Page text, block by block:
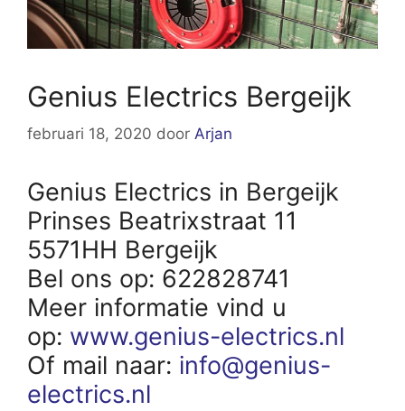
Genius Electrics Bergeijk
februari 18, 2020 door Arjan
Genius Electrics in Bergeijk
Prinses Beatrixstraat 11
5571HH Bergeijk
Bel ons op: 622828741
Meer informatie vind u
op: www.genius-electrics.nl
Of mail naar: info@genius-
electrics.nl